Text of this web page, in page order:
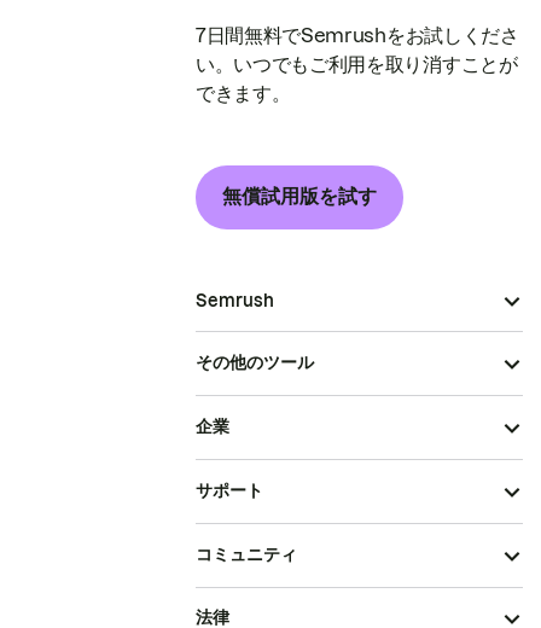
7日間無料でSemrushをお試しくださ
い。いつでもご利用を取り消すことが
できます。
無償試用版を試す
Semrush
その他のツール
企業
サポート
コミュニティ
法律